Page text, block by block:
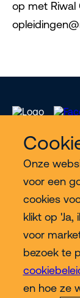
Onze
voor een
cookies
klikt op 'Ja,
voor
bezoek te
en hoe ze
op met Riwal
Meer Riwal
Industries
Contact
Meer